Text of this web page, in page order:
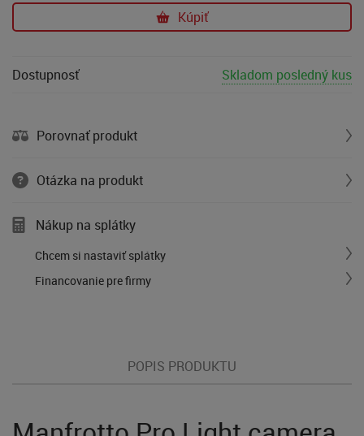
Kúpiť
Dostupnosť Skladom posledný kus
Porovnať produkt
Otázka na produkt
Nákup na splátky
Chcem si nastaviť splátky
Financovanie pre firmy
POPIS PRODUKTU